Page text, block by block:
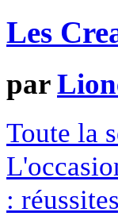
Les
par
Toute la
: